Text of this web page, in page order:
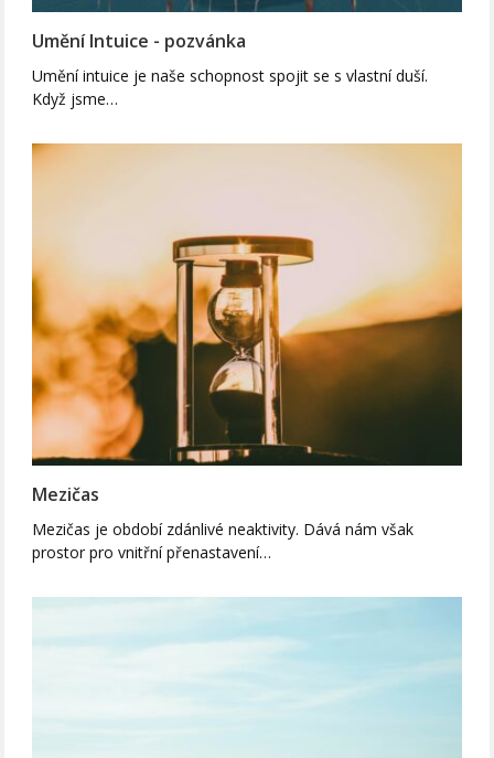
Umění Intuice - pozvánka
Umění intuice je naše schopnost spojit se s vlastní duší.
Když jsme…
Mezičas
Mezičas je období zdánlivé neaktivity. Dává nám však
prostor pro vnitřní přenastavení…